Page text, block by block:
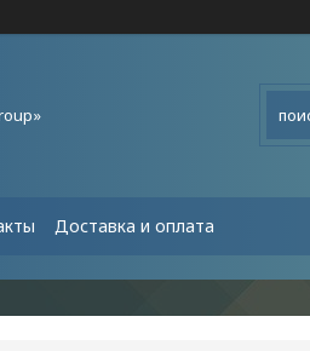
Доставка и оплата